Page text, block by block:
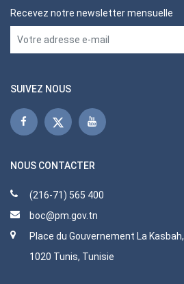
Recevez notre newsletter mensuelle
SUIVEZ NOUS
NOUS CONTACTER
(216-71) 565 400
boc@pm.gov.tn
Place du Gouvernement La Kasbah,
1020 Tunis, Tunisie